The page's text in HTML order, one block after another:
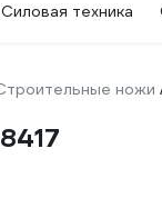
Силовая техника
ножи